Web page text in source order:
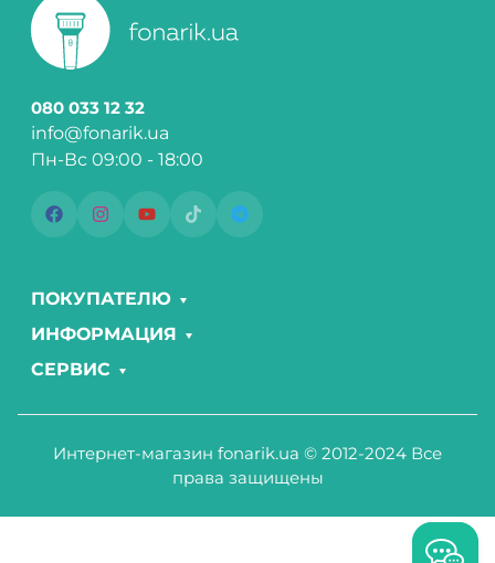
080 033 12 32
info@fonarik.ua
Пн-Вс 09:00 - 18:00
ПОКУПАТЕЛЮ
ИНФОРМАЦИЯ
СЕРВИС
Интернет-магазин fonarik.ua © 2012-2024 Все
права защищены